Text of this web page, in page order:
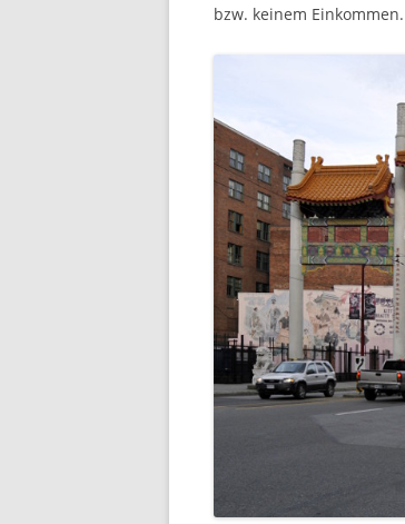
bzw. keinem Einkommen.